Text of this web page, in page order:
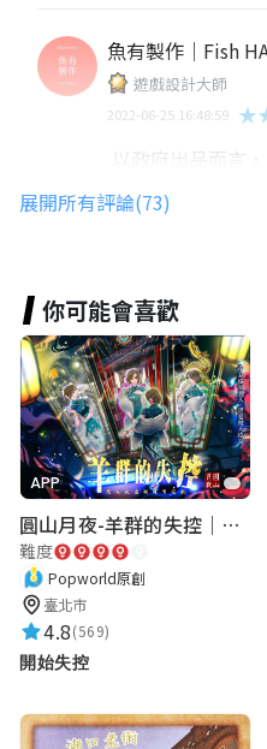
魚有製作｜Fish
遊戲設計大師
2022-06-25 16:48:59
以政府出品而言
，結合的很好
2021-10-29 18:42:07
非常喜歡
豈之
2021-10-27 19:08:24
Awesome game
Too bad that I
ranking
2021-10-17 18:10:46
展開所有評論(73)
你可能會喜歡
APP
圓山月夜-羊群的失控｜圓山飯店 ARG實境解謎遊戲
難度
Popworld原創
臺北市
4.8(569)
開始失控